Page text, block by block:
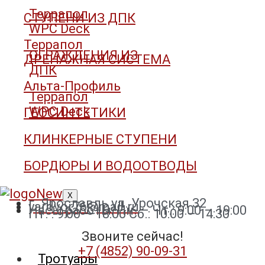
Террапол
WPC Deck
ОГРАЖДЕНИЯ ИЗ
ДПК
Террапол
WPC Deck
Тротуары
СТУПЕНИ ИЗ ДПК
Террапол
ДРЕНАЖНАЯ СИСТЕМА
Альта-Профиль
ГЕОСИНТЕТИКИ
КЛИНКЕРНЫЕ СТУПЕНИ
БОРДЮРЫ И ВОДООТВОДЫ
X
г. Ярославль ул. Урочская 32
yardvor76@mail.ru
Часы работы: Пн. – Чт.: 9:00 – 19:00
Пт. : 9:00 – 18:00 Сб.: 10:00 – 14:30
Звоните сейчас!
+7 (4852) 90-09-31​